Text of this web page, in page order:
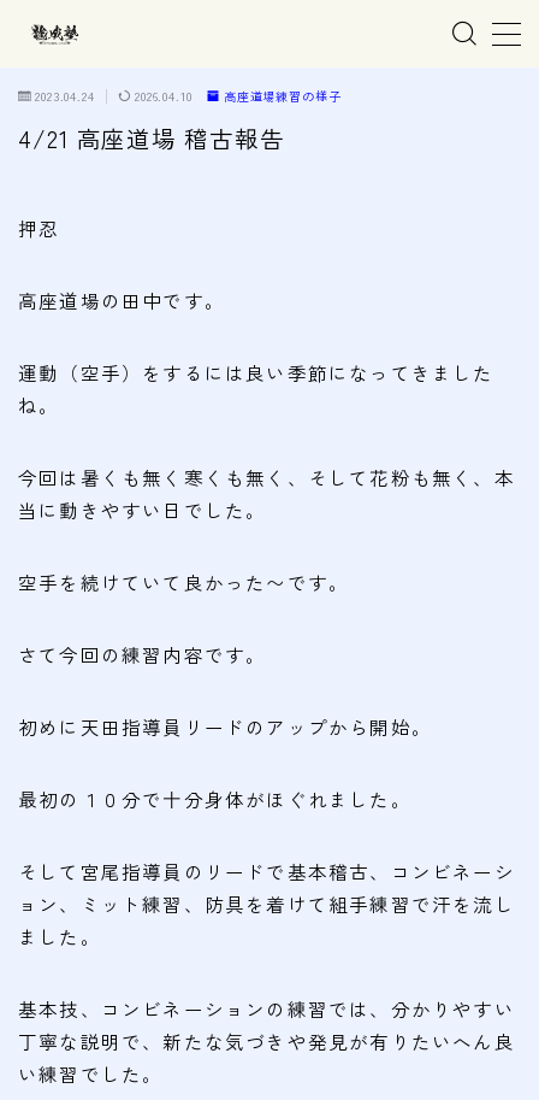
MENU
親子で学ぶ空手
練習会場
名古屋市西区の道場
高蔵寺の道場
塾長より
安全への取り組み
2023.04.24 2026.04.10 高座道場練習の様子
4/21 高座道場 稽古報告
押忍
高座道場の田中です。
運動（空手）をするには良い季節になってきました
ね。
今回は暑くも無く寒くも無く、そして花粉も無く、本
当に動きやすい日でした。
空手を続けていて良かった〜です。
さて今回の練習内容です。
初めに天田指導員リードのアップから開始。
最初の１０分で十分身体がほぐれました。
そして宮尾指導員のリードで基本稽古、コンビネーシ
ョン、ミット練習、防具を着けて組手練習で汗を流し
ました。
基本技、コンビネーションの練習では、分かりやすい
丁寧な説明で、新たな気づきや発見が有りたいへん良
い練習でした。